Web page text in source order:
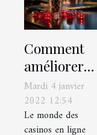
Comment
améliorer
votre
expérience
de joueur
Mardi 4 janvier
2022 12:54
Le monde des
casinos en ligne